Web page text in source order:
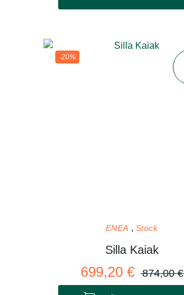
-20%
ENEA Stock
Silla Kaiak
699,20 € 874,00 €